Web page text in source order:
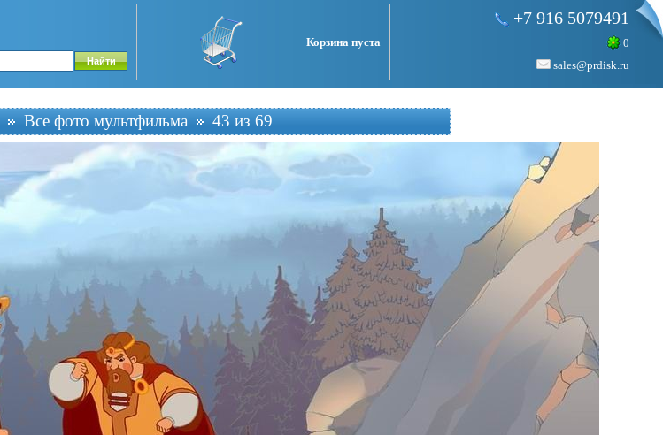
Корзина пуста
+7 916 5079491
0
sales@prdisk.ru
Все фото мультфильма 43 из 69